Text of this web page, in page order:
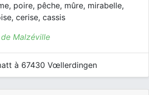
poire, pêche, mûre, mirabelle,
cerise, cassis
Malzéville
à 67430 Vœllerdingen